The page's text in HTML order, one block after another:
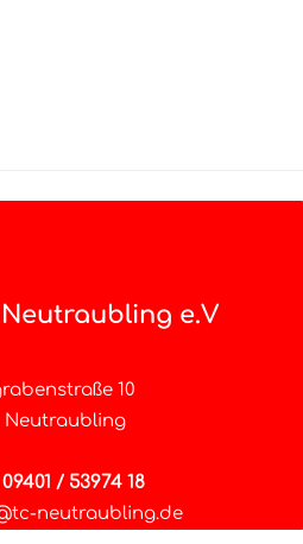
e.V
10
Neutraubling
/ 53974 18
neutraubling.de